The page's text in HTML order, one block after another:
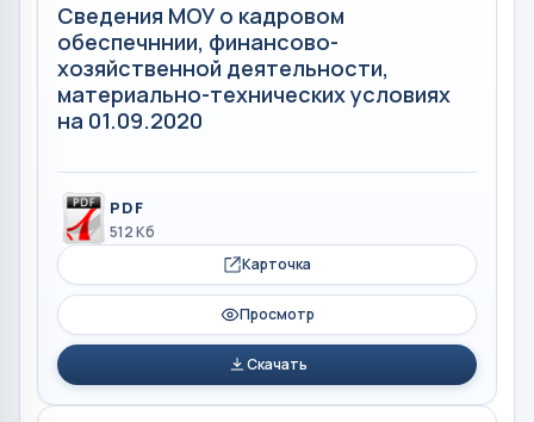
Сведения МОУ о кадровом
обеспечннии, финансово-
хозяйственной деятельности,
материально-технических условиях
на 01.09.2020
PDF
512 Кб
Карточка
Просмотр
Скачать